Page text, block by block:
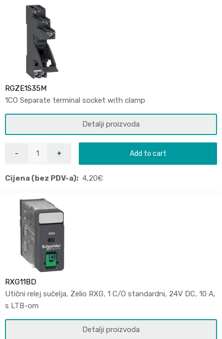
RGZE1S35M
1CO Separate terminal socket with clamp
Detalji proizvoda
Add to cart
Cijena (bez PDV-a): 4,20€
RXG11BD
Utični relej sučelja, Zelio RXG, 1 C/O standardni, 24V DC, 10 A,
s LTB-om
Detalji proizvoda